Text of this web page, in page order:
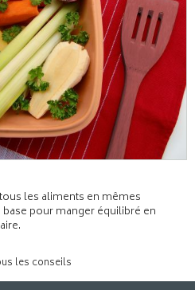
les aliments en mêmes
pour manger équilibré en
les conseils